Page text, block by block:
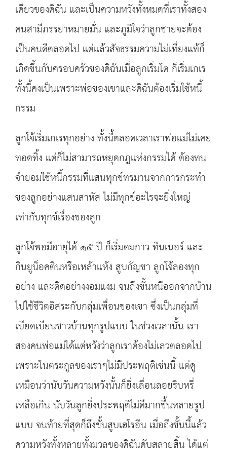
เดียวของดิฉัน และเป็นความหวังทั้งหมดที่เราทั้งสอง
คนสามีภรรยาหมายมั่น และภูมิใจว่าลูกชายจะต้อง
เป็นคนดีตลอดไป แต่แล้วสัจธรรมความไม่เที่ยงแท้ก็
เกิดขึ้นกับครอบครัวของดิฉันเมื่อลูกเริ่มโต ก็เริ่มเกเร
ทั้งนี้คงเป็นเพราะพ่อของเขาและดิฉันต้องเริ่มใช้หนี้
กรรม
ลูกโจ้เริ่มเกเรทุกอย่าง ทั้งนี้ตลอดเวลาเราพ่อแม่ไม่เคย
ทอดทิ้ง แต่ก็ไม่สามารถหยุดกฎแห่งกรรมได้ ต้องทน
จำยอมใช้หนี้กรรมที่แสนทุกข์ทรมานจากการกระทำ
ของลูกอย่างแสนสาหัส ไม่มีทุกข์อะไรจะยิ่งใหญ่
เท่ากับทุกข์เรื่องของลูก
ลูกโจ้พอมีอายุได้ ๑๕ ปี ก็เริ่มดมกาว ทินเนอร์ และ
กินยูน็อคตินหรือเหล้าแห้ง สูบกัญชา ลูกโจ้ลองทุก
อย่าง และติดอย่างงอมแงม จนถึงขั้นหนีออกจากบ้าน
ไปใช้ชีวิตอิสระกับกลุ่มเพื่อนของเขา ซึ่งเป็นกลุ่มที่
เบียดเบียนชาวบ้านทุกรูปแบบ ในช่วงเวลานั้น เรา
สองคนพ่อแม่ได้แต่หวังว่าลูกเราต้องไม่เลวตลอดไป
เพราะในตระกูลของเราๆไม่มีประพฤติเช่นนี้ แต่ดู
เหมือนว่านับวันความหวังนั้นก็ยิ่งเลื่อนลอยริบหรี่
เหลือเกิน นับวันลูกยิ่งประพฤติไม่ดีมากขึ้นหลายรูป
แบบ จนท้ายที่สุดก็ถึงขั้นสูบเฮโรอีน เมื่อถึงขั้นนี้แล้ว
ความหวังทั้งหลายทั้งมวลของดิฉันดับสลายสิ้น ได้แต่